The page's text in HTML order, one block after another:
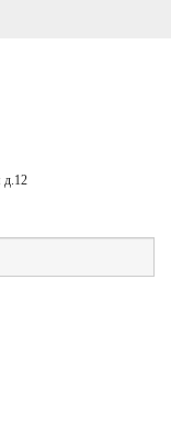
д.12